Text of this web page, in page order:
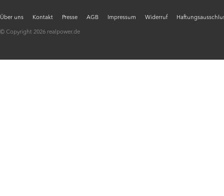
Über uns Kontakt Presse AGB Impressum Widerruf
© Copyright 2026 realpower.de